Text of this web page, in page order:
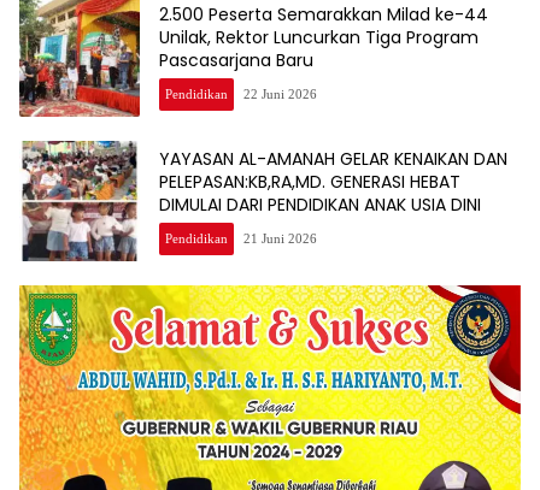
2.500 Peserta Semarakkan Milad ke-44
Unilak, Rektor Luncurkan Tiga Program
Pascasarjana Baru
Pendidikan 22 Juni 2026
YAYASAN AL-AMANAH GELAR KENAIKAN DAN
PELEPASAN:KB,RA,MD. GENERASI HEBAT
DIMULAI DARI PENDIDIKAN ANAK USIA DINI
Pendidikan 21 Juni 2026